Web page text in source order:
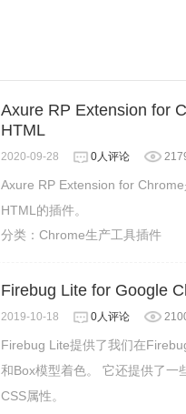
Axure RP Extension for
HTML
2020-09-28 0人评论
Axure RP Extension for
HTML的插件。
分类： Chrome生产工具插件
Firebug Lite for Google
2019-10-18 0人评论
Firebug Lite提供了我们在
和Box模型着色。 它还提供了一
CSS属性。